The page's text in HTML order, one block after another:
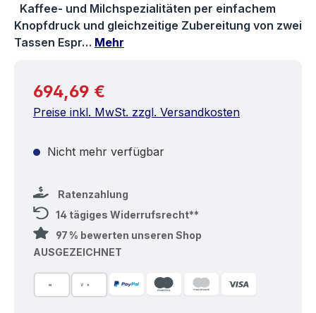
Kaffee- und Milchspezialitäten per einfachem
Knopfdruck und gleichzeitige Zubereitung von zwei
Tassen Espr… Mehr
Regulärer Preis:
694,69 €
Preise inkl. MwSt. zzgl. Versandkosten
Nicht mehr verfügbar
Ratenzahlung
14 tägiges Widerrufsrecht**
97 % bewerten unseren Shop
AUSGEZEICHNET